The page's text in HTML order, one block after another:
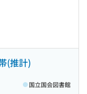
(推計)
国立国会図書館